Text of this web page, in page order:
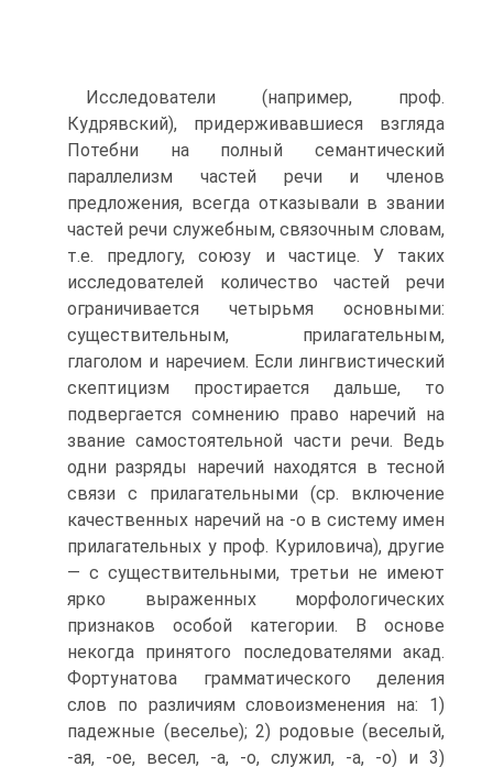
Исследователи (например, проф.
Кудрявский), придерживавшиеся взгляда
Потебни на полный семантический
параллелизм частей речи и членов
предложения, всегда отказывали в звании
частей речи служебным, связочным словам,
т.е. предлогу, союзу и частице. У таких
исследователей количество частей речи
ограничивается четырьмя основными:
существительным, прилагательным,
глаголом и наречием. Если лингвистический
скептицизм простирается дальше, то
подвергается сомнению право наречий на
звание самостоятельной части речи. Ведь
одни разряды наречий находятся в тесной
связи с прилагательными (ср. включение
качественных наречий на -о в систему имен
прилагательных у проф. Куриловича), другие
— с существительными, третьи не имеют
ярко выраженных морфологических
признаков особой категории. В основе
некогда принятого последователями акад.
Фортунатова грамматического деления
слов по различиям словоизменения на: 1)
падежные (веселье); 2) родовые (веселый,
-ая, -ое, весел, -а, -о, служил, -а, -о) и 3)